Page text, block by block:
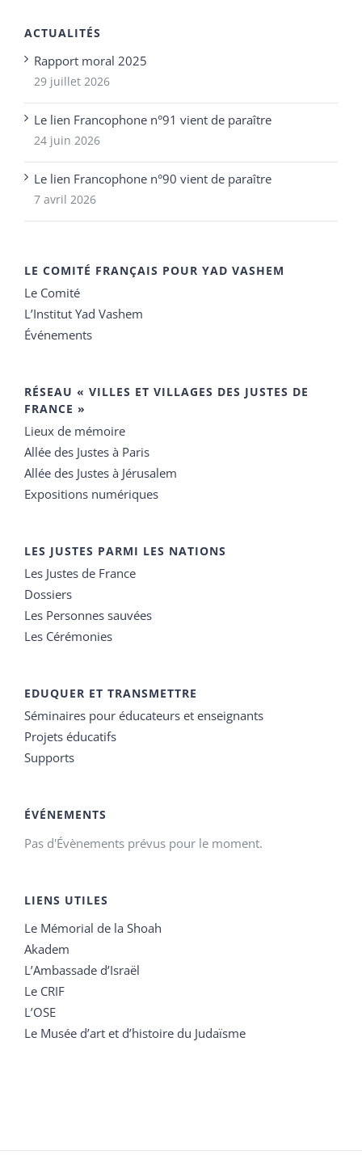
ACTUALITÉS
Rapport moral 2025
29 juillet 2026
Le lien Francophone n°91 vient de paraître
24 juin 2026
Le lien Francophone n°90 vient de paraître
7 avril 2026
LE COMITÉ FRANÇAIS POUR YAD VASHEM
Le Comité
L’Institut Yad Vashem
Événements
RÉSEAU « VILLES ET VILLAGES DES JUSTES DE
FRANCE »
Lieux de mémoire
Allée des Justes à Paris
Allée des Justes à Jérusalem
Expositions numériques
LES JUSTES PARMI LES NATIONS
Les Justes de France
Dossiers
Les Personnes sauvées
Les Cérémonies
EDUQUER ET TRANSMETTRE
Séminaires pour éducateurs et enseignants
Projets éducatifs
Supports
ÉVÉNEMENTS
Pas d'Évènements prévus pour le moment.
LIENS UTILES
Le Mémorial de la Shoah
Akadem
L’Ambassade d’Israël
Le CRIF
L’OSE
Le Musée d’art et d’histoire du Judaïsme